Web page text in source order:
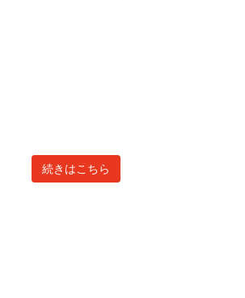
続きはこちら